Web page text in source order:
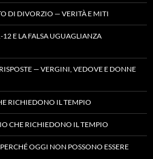
DI DIVORZIO — VERITÀ E MITI
E LA FALSA UGUAGLIANZA
— VERGINI, VEDOVE E DONNE
RICHIEDONO IL TEMPIO
CHE RICHIEDONO IL TEMPIO
OGGI NON POSSONO ESSERE